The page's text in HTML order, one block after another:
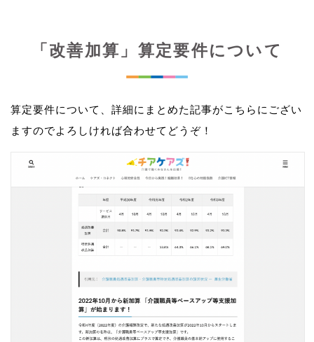
「改善加算」算定要件について
算定要件について、詳細にまとめた記事がこちらにござい
ますのでよろしければ合わせてどうぞ！